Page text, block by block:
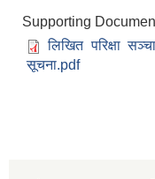
Supporting
लिखित परिक्षा
सूचना.pdf